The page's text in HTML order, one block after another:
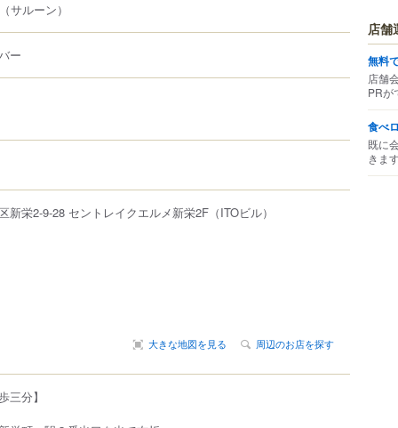
（サルーン）
ー
新栄2-9-28 セントレイクエルメ新栄2F（ITOビル）
大きな地図を見る 周辺のお店を探す
三分】
店舗
無料
店舗
PRが
食べ
既に
きま